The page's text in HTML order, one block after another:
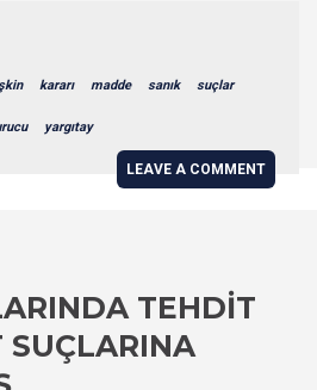
kararı madde sanık suçlar
yargıtay
LEAVE A COMMENT
TEHDIT
SUÇLARINA